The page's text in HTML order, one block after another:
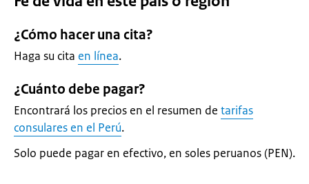
¿Cómo hacer una cita?
Haga su cita en línea.
¿Cuánto debe pagar?
Encontrará los precios en el resumen de tarifas
consulares en el Perú.
Solo puede pagar en efectivo, en soles peruanos (PEN).